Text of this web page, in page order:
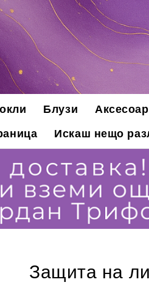
Блузи
Искаш нещо
Защита на